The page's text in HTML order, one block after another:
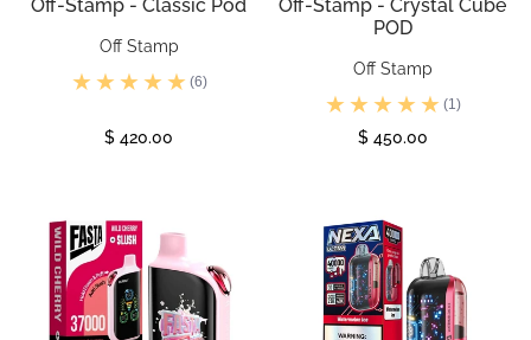
Off-Stamp - Classic Pod
Off Stamp
(6)
$ 420.00
Off-Stamp - Crystal Cube
POD
Off Stamp
(1)
$ 450.00